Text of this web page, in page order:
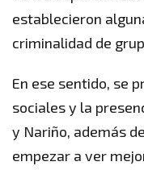
establecieron
criminalidad de
En ese sentido, se
sociales y la
y Nariño, además
empezar a ver